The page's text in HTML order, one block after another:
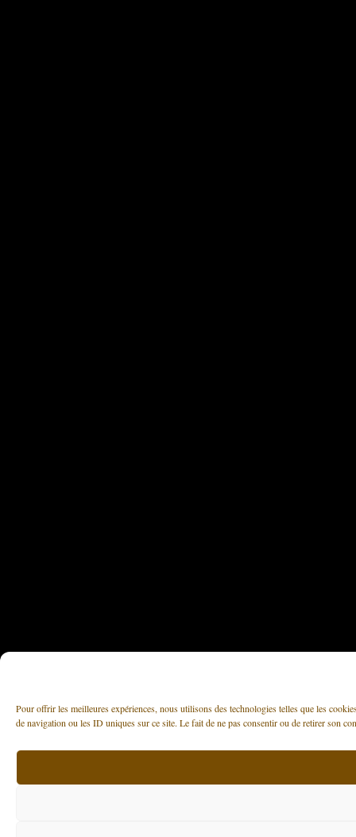
Pour offrir les meilleures expériences, nous utilisons des technologies telles que les
de navigation ou les ID uniques sur ce site. Le fait de ne pas consentir ou de retirer son